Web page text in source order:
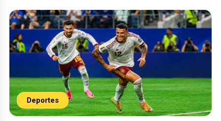
Deportes